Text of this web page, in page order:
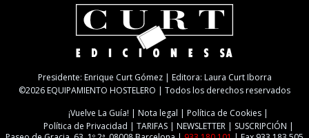
Presidente: Enrique Curt Gómez | Editora: Laura Curt Iborra
©2026 EQUIPAMIENTO HOSTELERO | Todos los derechos reservados
¡Vuelve La Guía!
Nota legal
Política de Cookies
Política de Privacidad
TARIFAS NEWSLETTER
SUSCRIPCIÓN